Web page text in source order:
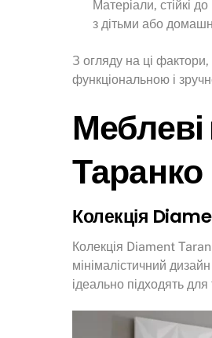
Матеріали, стійкі
з дітьми або
З огляду на ці
функціональною і
Меблеві
Таранко
Колекція
Колекція Diament
мінімалістичний
ідеально підходять